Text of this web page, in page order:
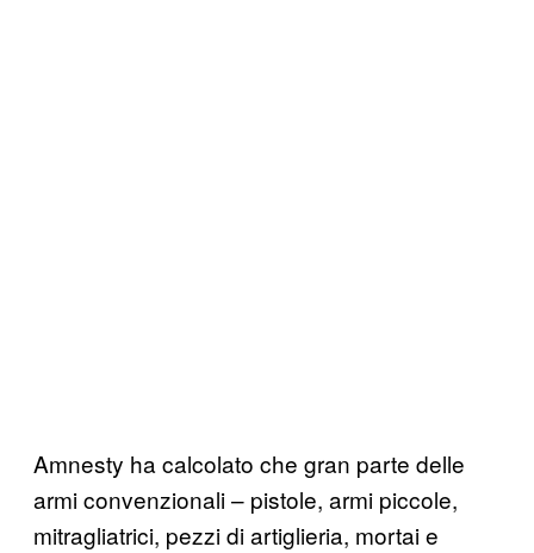
Amnesty ha calcolato che gran parte delle
armi convenzionali – pistole, armi piccole,
mitragliatrici, pezzi di artiglieria, mortai e